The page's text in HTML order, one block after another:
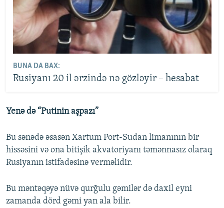
BUNA DA BAX:
Rusiyanı 20 il ərzində nə gözləyir – hesabat
Yenə də “Putinin aşpazı”
Bu sənədə əsasən Xartum Port-Sudan limanının bir
hissəsini və ona bitişik akvatoriyanı təmənnasız olaraq
Rusiyanın istifadəsinə verməlidir.
Bu məntəqəyə nüvə qurğulu gəmilər də daxil eyni
zamanda dörd gəmi yan ala bilir.